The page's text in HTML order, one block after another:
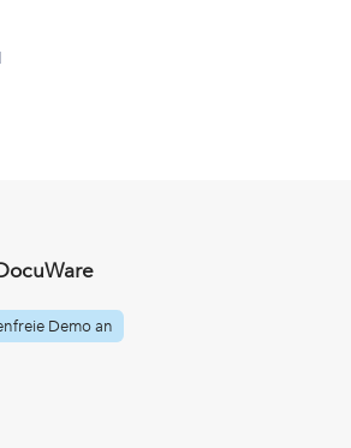
Demo an